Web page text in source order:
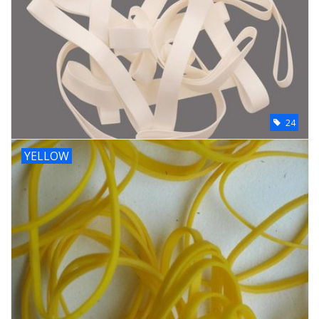
24
YELLOW